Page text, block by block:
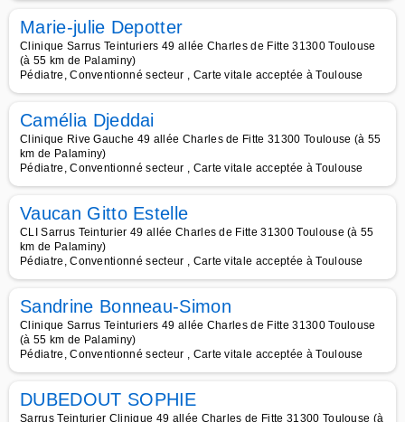
Marie-julie Depotter
Clinique Sarrus Teinturiers 49 allée Charles de Fitte 31300 Toulouse
(à 55 km de Palaminy)
Pédiatre, Conventionné secteur , Carte vitale acceptée à Toulouse
Camélia Djeddai
Clinique Rive Gauche 49 allée Charles de Fitte 31300 Toulouse (à 55
km de Palaminy)
Pédiatre, Conventionné secteur , Carte vitale acceptée à Toulouse
Vaucan Gitto Estelle
CLI Sarrus Teinturier 49 allée Charles de Fitte 31300 Toulouse (à 55
km de Palaminy)
Pédiatre, Conventionné secteur , Carte vitale acceptée à Toulouse
Sandrine Bonneau-Simon
Clinique Sarrus Teinturiers 49 allée Charles de Fitte 31300 Toulouse
(à 55 km de Palaminy)
Pédiatre, Conventionné secteur , Carte vitale acceptée à Toulouse
DUBEDOUT SOPHIE
Sarrus Teinturier Clinique 49 allée Charles de Fitte 31300 Toulouse (à